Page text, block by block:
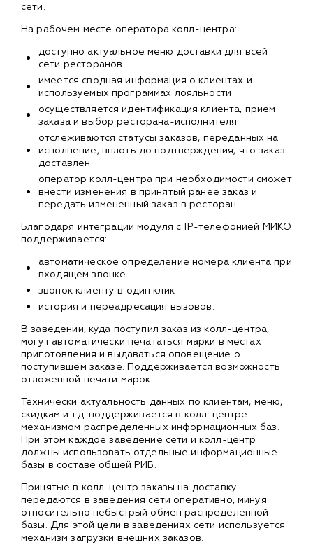
сети.
На рабочем месте оператора колл-центра:
доступно актуальное меню доставки для всей
сети ресторанов
имеется сводная информация о клиентах и
используемых программах лояльности
осуществляется идентификация клиента, прием
заказа и выбор ресторана-исполнителя
отслеживаются статусы заказов, переданных на
исполнение, вплоть до подтверждения, что заказ
доставлен
оператор колл-центра при необходимости сможет
внести изменения в принятый ранее заказ и
передать измененный заказ в ресторан.
Благодаря интеграции модуля с IP-телефонией МИКО
поддерживается:
автоматическое определение номера клиента при
входящем звонке
звонок клиенту в один клик
история и переадресация вызовов.
В заведении, куда поступил заказ из колл-центра,
могут автоматически печататься марки в местах
приготовления и выдаваться оповещение о
поступившем заказе. Поддерживается возможность
отложенной печати марок.
Технически актуальность данных по клиентам, меню,
скидкам и т.д. поддерживается в колл-центре
механизмом распределенных информационных баз.
При этом каждое заведение сети и колл-центр
должны использовать отдельные информационные
базы в составе общей РИБ.
Принятые в колл-центр заказы на доставку
передаются в заведения сети оперативно, минуя
относительно небыстрый обмен распределенной
базы. Для этой цели в заведениях сети используется
механизм загрузки внешних заказов.